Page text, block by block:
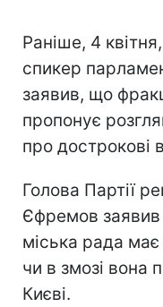
Раніше, 4
спикер
заявив, що
пропонує
про дострокові
Голова Партії
Єфремов заявив
міська рада
чи в змозі вона
Києві.